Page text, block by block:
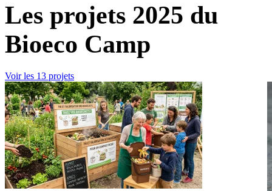
Les projets 2025 du
Bioeco Camp
Voir les 13 projets